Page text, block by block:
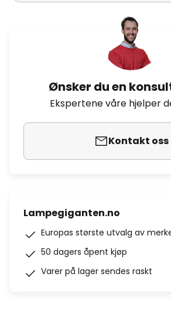
Ønsker du en
Ekspertene våre hjelper
Kontakt oss
Lampegiganten.no
Europas største utvalg av
50 dagers åpent kjøp
Varer på lager sendes raskt